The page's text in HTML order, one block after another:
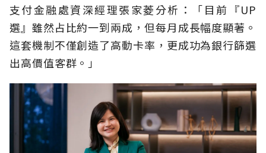
支付金融處資深經理張家菱分析：「目前『UP
選』雖然占比約一到兩成，但每月成長幅度顯著。
這套機制不僅創造了高動卡率，更成功為銀行篩選
出高價值客群。」